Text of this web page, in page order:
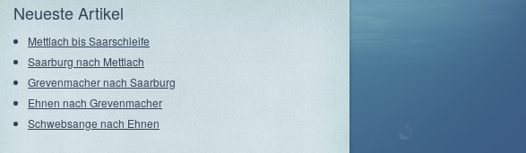
Neueste Artikel
Mettlach bis Saarschleife
Saarburg nach Mettlach
Grevenmacher nach Saarburg
Ehnen nach Grevenmacher
Schwebsange nach Ehnen